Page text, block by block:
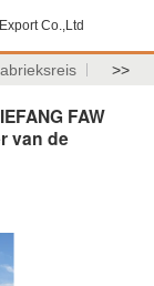
Co.,Ltd
>>
FAW
van de